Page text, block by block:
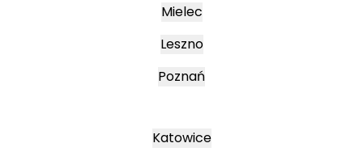
Mielec
Leszno
Poznań
Katowice